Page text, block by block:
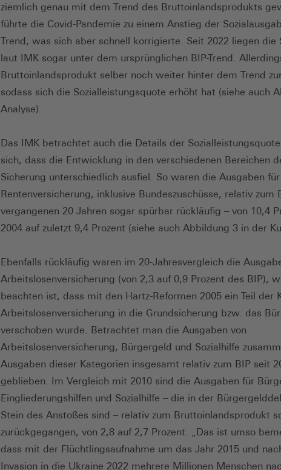
ziemlich genau mit dem Trend des Bruttoinlandsprodukts
führte die Covid-Pandemie zu einem Anstieg der
Trend, was sich aber schnell korrigierte. Seit 2022 liegen die
laut IMK sogar unter dem ursprünglichen BIP-Trend.
Bruttoinlandsprodukt selber noch weiter hinter dem Trend
sodass sich die Sozialleistungsquote erhöht hat (siehe auch
Analyse).
Das IMK betrachtet auch die Details der
sich, dass die Entwicklung in den verschiedenen Bereichen
Sicherung unterschiedlich ausfiel. So waren die Ausgaben
Rentenversicherung, inklusive Bundeszuschüsse, relativ zum
vergangenen 20 Jahren sogar spürbar rückläufig – von 10,4
2004 auf zuletzt 9,4 Prozent (siehe auch Abbildung 3 in der
Ebenfalls rückläufig waren im 20-Jahresvergleich die
Arbeitslosenversicherung (von 2,3 auf 0,9 Prozent des BIP),
beachten ist, dass mit den Hartz-Reformen 2005 ein Teil der
Arbeitslosenversicherung in die Grundsicherung bzw. das
verschoben wurde. Betrachtet man die Ausgaben von
Arbeitslosenversicherung, Bürgergeld und Sozialhilfe
Ausgaben dieser Kategorien insgesamt relativ zum BIP seit
geblieben. Im Vergleich mit 2010 sind die Ausgaben für
Eingliederungshilfen und Sozialhilfe – die in der
Stein des Anstoßes sind – relativ zum Bruttoinlandsprodukt
zurückgegangen, von 2,8 auf 2,7 Prozent. „Das ist umso
dass mit der Flüchtlingsaufnahme um das Jahr 2015 und
Invasion in die Ukraine 2022 mehrere Millionen Menschen